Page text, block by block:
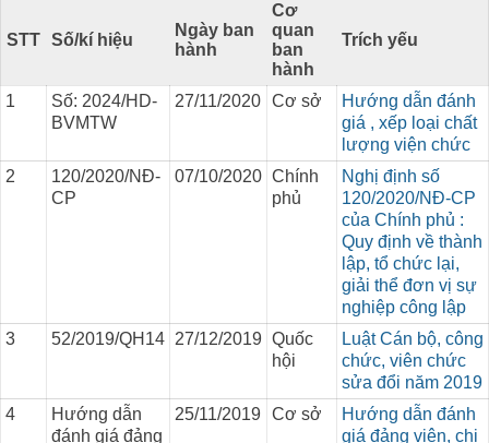
STT Số/kí hiệu
Ngày ban
hành
Cơ
quan
ban
hành
Trích yếu
1
Số: 2024/HD-
BVMTW
27/11/2020 Cơ sở
Hướng dẫn đánh
giá , xếp loại chất
lượng viện chức
2
120/2020/NĐ-
CP
07/10/2020 Chính
phủ
Nghị định số
120/2020/NĐ-CP
của Chính phủ :
Quy định về thành
lập, tổ chức lại,
giải thể đơn vị sự
nghiệp công lập
3
52/2019/QH14 27/12/2019 Quốc
hội
Luật Cán bộ, công
chức, viên chức
sửa đổi năm 2019
4
Hướng dẫn
đánh giá đảng
25/11/2019 Cơ sở
Hướng dẫn đánh
giá đảng viên, chi